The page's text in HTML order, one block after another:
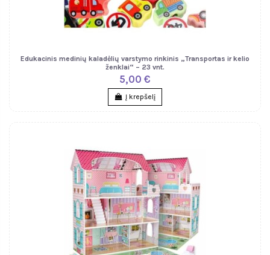
Edukacinis medinių kaladėlių varstymo rinkinis „Transportas ir kelio
ženklai“ – 23 vnt.
5,00 €
Į krepšelį